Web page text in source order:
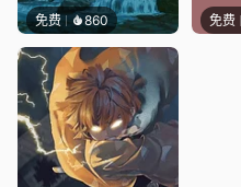
免费 860 免费